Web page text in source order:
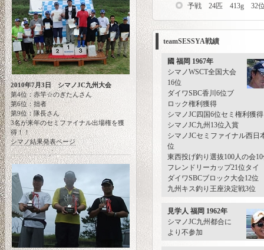
予戦 24匹 413g 32
teamSESSYA戦績
國 福岡 1967年
シマノWSCT全国大会
16位
ダイワSBC香川6位ブ
ロック権利獲得
シマノJC四国6位セミ権利獲得
シマノJC九州13位入賞
シマノJCセミファイナル西日
位
東西投げ釣り選抜100人の会
フレンドリーカップ21位タイ
ダイワSBCブロック大会12位
九州キス釣り王座決定戦3位
見学人 福岡 1962年
シマノJC九州都合に
より不参加
2010年7月3日 シマノJC九州大会
第4位：赤竿☆のぎたんさん
第6位：拙者
第9位：隊長さん
3名が来年のセミファイナル出場権を獲
得！！
シマノ結果発表ページ